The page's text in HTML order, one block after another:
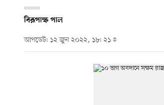
বিরূপাক্ষ পাল
আপডেট: ১২ জুন ২০২২, ১৮: ২১